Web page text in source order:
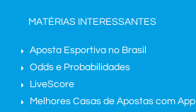
MATÉRIAS INTERESSANTES
Aposta Esportiva no Brasil
Odds e Probabilidades
LiveScore
Melhores Casas de Apostas com App